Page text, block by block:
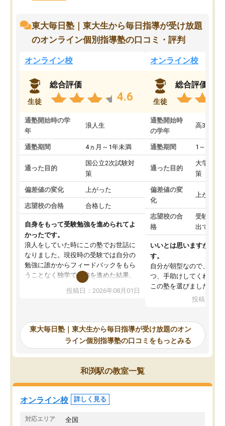
東大毎日塾｜東大生から毎日指導が受け放題
のオンライン個別指導塾の口コミ・評判
オンライン校
生徒
総合評価
4.6
通塾開始時の学
年
浪人生
通塾期間 4ヵ月～1年未満
通った目的
国公立2次試験対
策
偏差値の変化 上がった
志望校の合格 合格した
自身をもって受験勉強を進められてよ
かったです。
浪人をしていた時にこの塾でお世話に
なりました。現役時の受験では自分の
勉強に誰かからフィードバックをもら
うことなく独学で勉強を進めた結果、
入試本番に地歴の学習が間に合わず不
合格となってしまいました。その経験
東大毎日塾にたどり着きました。学習
の長期計画や日々の勉強のやり方につ
いて客観的なアドバイスをいただけた
ので、自信をもって受験勉強を進める
ことができました。自分のように勉強
のやり方や進捗管理で苦労している方
には特におすすめしたい塾です。
投稿日：2026年08月01日
オンライン校
生徒
総合評価
通塾開始時
の学年
高3
通塾期間 1～3ヵ月
通った目的
大学入学
策
偏差値の変
化
上がった
志望校の合
格
受験して
出ていな
いいとは思いますが、料
す。
自分が朝型なので、自習
つ、手助けしてくれる設
この塾を選びました。
投稿日：
東大毎日塾｜東大生から毎日指導が受け放題のオン
ライン個別指導塾の口コミをもっとみる
和渕駅の教室一覧
オンライン校 詳しく見る
対応エリア 全国